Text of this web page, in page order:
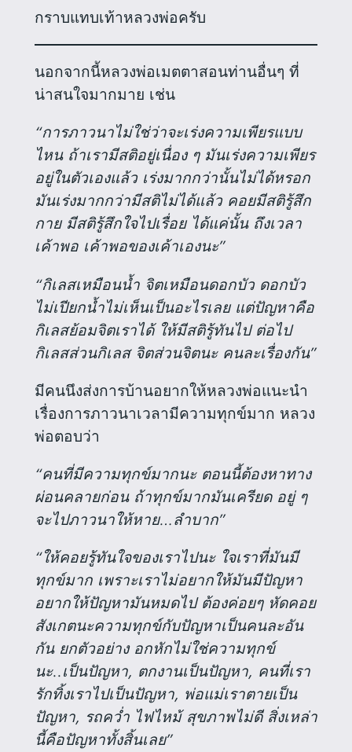
กราบแทบเท้าหลวงพ่อครับ
นอกจากนี้หลวงพ่อเมตตาสอนท่านอื่นๆ ที่
น่าสนใจมากมาย เช่น
“การภาวนาไม่ใช่ว่าจะเร่งความเพียรแบบ
ไหน ถ้าเรามีสติอยู่เนื่อง ๆ มันเร่งความเพียร
อยู่ในตัวเองแล้ว เร่งมากกว่านั้นไม่ได้หรอก
มันเร่งมากกว่ามีสติไม่ได้แล้ว คอยมีสติรู้สึก
กาย มีสติรู้สึกใจไปเรื่อย ได้แค่นั้น ถึงเวลา
เค้าพอ เค้าพอของเค้าเองนะ”
“กิเลสเหมือนน้ำ จิตเหมือนดอกบัว ดอกบัว
ไม่เปียกน้ำไม่เห็นเป็นอะไรเลย แต่ปัญหาคือ
กิเลสย้อมจิตเราได้ ให้มีสติรู้ทันไป ต่อไป
กิเลสส่วนกิเลส จิตส่วนจิตนะ คนละเรื่องกัน”
มีคนนึงส่งการบ้านอยากให้หลวงพ่อแนะนำ
เรื่องการภาวนาเวลามีความทุกข์มาก หลวง
พ่อตอบว่า
“คนที่มีความทุกข์มากนะ ตอนนี้ต้องหาทาง
ผ่อนคลายก่อน ถ้าทุกข์มากมันเครียด อยู่ ๆ
จะไปภาวนาให้หาย…ลำบาก”
“ให้คอยรู้ทันใจของเราไปนะ ใจเราที่มันมี
ทุกข์มาก เพราะเราไม่อยากให้มันมีปัญหา
อยากให้ปัญหามันหมดไป ต้องค่อยๆ หัดคอย
สังเกตนะความทุกข์กับปัญหาเป็นคนละอัน
กัน ยกตัวอย่าง อกหักไม่ใช่ความทุกข์
นะ..เป็นปัญหา, ตกงานเป็นปัญหา, คนที่เรา
รักทิ้งเราไปเป็นปัญหา, พ่อแม่เราตายเป็น
ปัญหา, รถคว่ำ ไฟไหม้ สุขภาพไม่ดี สิ่งเหล่า
นี้คือปัญหาทั้งสิ้นเลย”